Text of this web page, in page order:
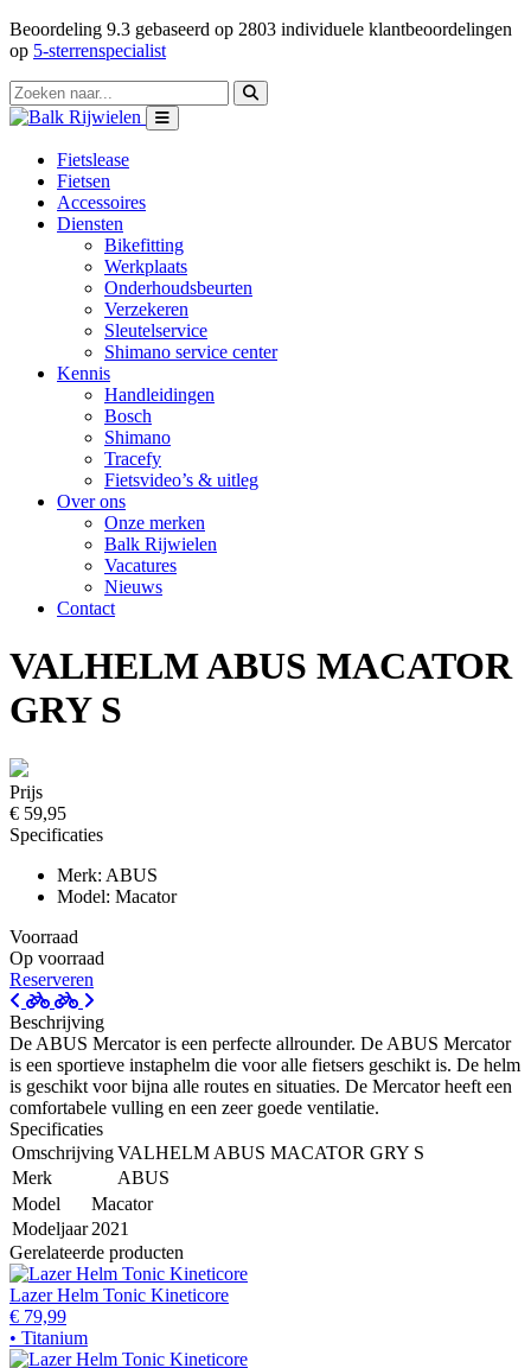
Beoordeling 9.3 gebaseerd op 2803 individuele klantbeoordelingen
op 5-sterrenspecialist
Fietslease
Fietsen
Accessoires
Diensten
Bikefitting
Werkplaats
Onderhoudsbeurten
Verzekeren
Sleutelservice
Shimano service center
Kennis
Handleidingen
Bosch
Shimano
Tracefy
Fietsvideo’s & uitleg
Over ons
Onze merken
Balk Rijwielen
Vacatures
Nieuws
Contact
VALHELM ABUS MACATOR
GRY S
Prijs
€ 59,95
Specificaties
Merk: ABUS
Model: Macator
Voorraad
Op voorraad
Reserveren
Beschrijving
De ABUS Mercator is een perfecte allrounder. De ABUS Mercator
is een sportieve instaphelm die voor alle fietsers geschikt is. De helm
is geschikt voor bijna alle routes en situaties. De Mercator heeft een
comfortabele vulling en een zeer goede ventilatie.
Specificaties
OmschrijvingVALHELM ABUS MACATOR GRY S
Merk
ABUS
Model
Macator
Modeljaar 2021
Gerelateerde producten
Lazer Helm Tonic Kineticore
€ 79,99
• Titanium